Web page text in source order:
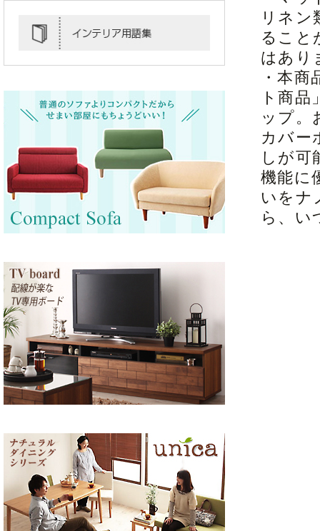
リネン
ること
はあり
・本
ト商
ップ。
カバー
しが可
機能に
いをナ
ら、い